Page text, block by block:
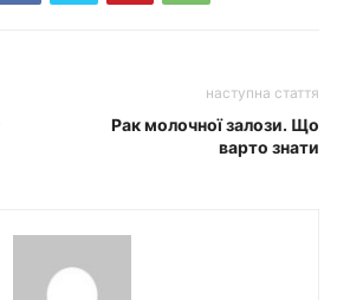
наступна стаття
Рак молочної залози. Що
варто знати